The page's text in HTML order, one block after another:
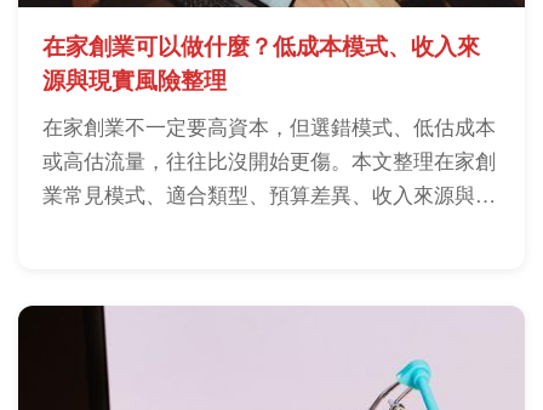
在家創業可以做什麼？低成本模式、收入來
源與現實風險整理
在家創業不一定要高資本，但選錯模式、低估成本
或高估流量，往往比沒開始更傷。本文整理在家創
業常見模式、適合類型、預算差異、收入來源與現